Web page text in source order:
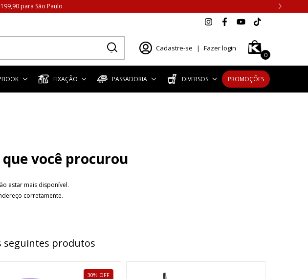
199,90 para São Paulo
Cadastre-se | Fazer login
0
FIXAÇÃO PASSADORIA DIVERSOS PROMOÇÕES
você procurou
estar mais disponível.
corretamente.
seguintes produtos
30% OFF